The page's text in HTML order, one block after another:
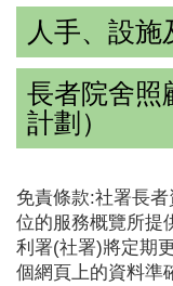
人手、設施
長者院舍照
計劃）
免責條款:社署長
位的服務概覽所提
利署(社署)將定期
個網頁上的資料準